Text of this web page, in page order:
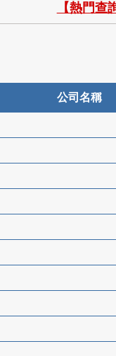
【熱門查
公司名稱